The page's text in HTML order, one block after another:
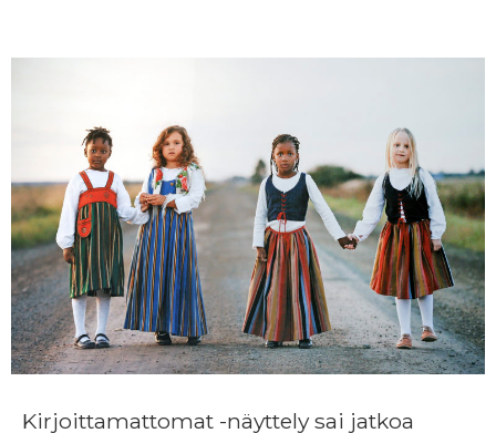
Kirjoittamattomat -näyttely sai jatkoa